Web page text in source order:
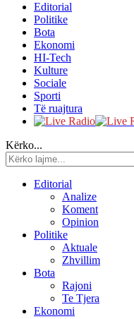
Editorial
Politike
Bota
Ekonomi
HI-Tech
Kulture
Sociale
Sporti
Të ruajtura
Kërko...
Editorial
Analize
Koment
Opinion
Politike
Aktuale
Zhvillim
Bota
Rajoni
Te Tjera
Ekonomi